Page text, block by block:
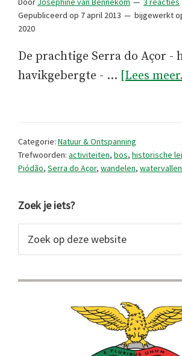
Gepubliceerd op 7 april 2013 bijgewerkt
2020
De prachtige Serra do Açor -
havikgebergte - … [Lees
Categorie: Natuur & Ontspanning
Trefwoorden: activiteiten, bos, historische
Piódão, Serra do Açor, wandelen, watervallen
Primaire
Sidebar
Zoek je iets?
op
website